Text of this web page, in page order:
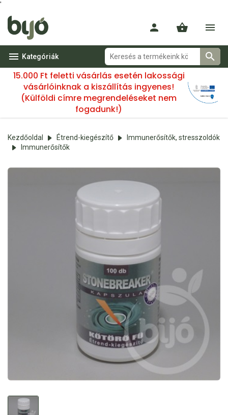
'
Kategóriák
15.000 Ft feletti vásárlás esetén lakossági
vásárlóinknak a kiszállítás ingyenes!
(Külföldi címre megrendeléseket nem
fogadunk!)
Kezdőoldal Étrend-kiegészítő
Immunerősítők, stresszoldók
Immunerősítők